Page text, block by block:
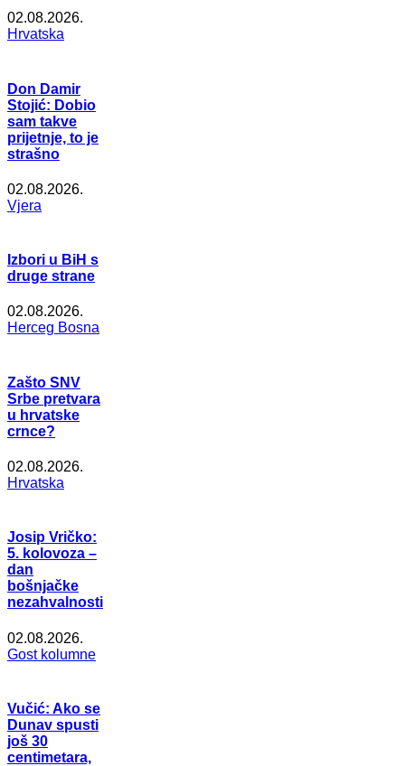
02.08.2026.
Hrvatska
Don Damir
Stojić: Dobio
sam takve
prijetnje, to je
strašno
02.08.2026.
Vjera
Izbori u BiH s
druge strane
02.08.2026.
Herceg Bosna
Zašto SNV
Srbe pretvara
u hrvatske
crnce?
02.08.2026.
Hrvatska
Josip Vričko:
5. kolovoza –
dan
bošnjačke
nezahvalnosti
02.08.2026.
Gost kolumne
Vučić: Ako se
Dunav spusti
još 30
centimetara,